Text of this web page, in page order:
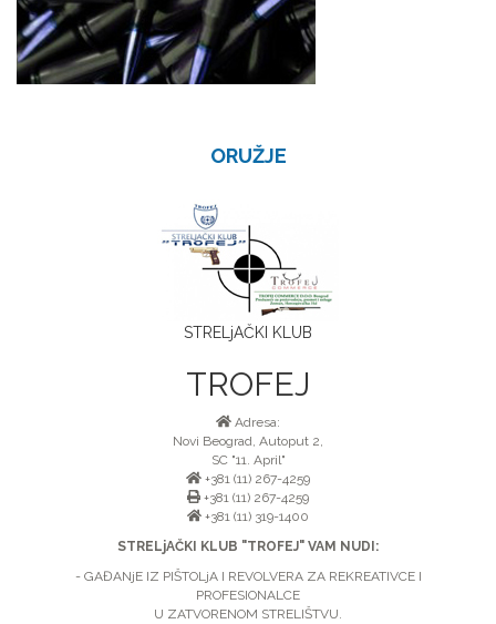
ORUŽJE
STRELjAČKI KLUB
TROFEJ
Adresa:
Novi Beograd, Autoput 2,
SC "11. April"
+381 (11) 267-4259
+381 (11) 267-4259
+381 (11) 319-1400
STRELjAČKI KLUB "TROFEJ" VAM NUDI:
- GAĐANjE IZ PIŠTOLjA I REVOLVERA ZA REKREATIVCE I
PROFESIONALCE
U ZATVORENOM STRELIŠTVU.